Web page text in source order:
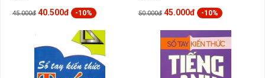
45.000đ 40.500đ -10% 50.000đ 45.000đ -10%